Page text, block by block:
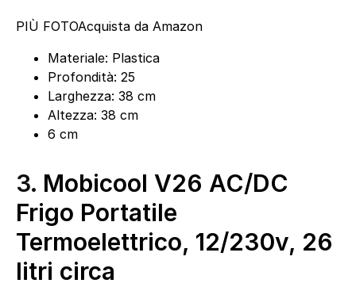
PIÙ FOTOAcquista da Amazon
Materiale: Plastica
Profondità: 25
Larghezza: 38 cm
Altezza: 38 cm
6 cm
3. Mobicool V26 AC/DC
Frigo Portatile
Termoelettrico, 12/230v, 26
litri circa